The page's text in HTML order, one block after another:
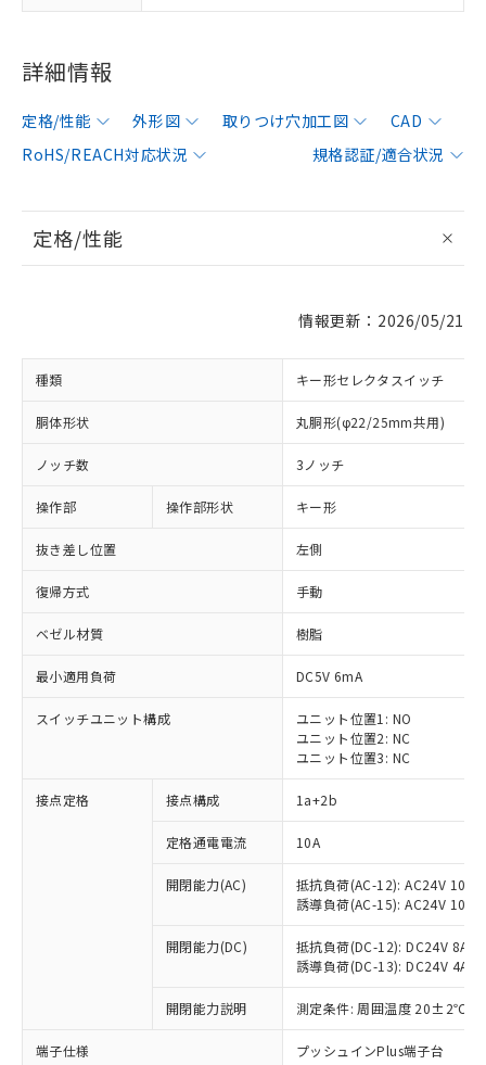
詳細情報
定格/性能 外形図 取りつけ穴加工図
CAD
RoHS/REACH対応状況
規格認証/適合状況
定格/性能
情報更新：2026/05/21
種類 キー形セレクタスイッチ
胴体形状 丸胴形(φ22/25mm共用)
ノッチ数 3ノッチ
操作部 操作部形状 キー形
抜き差し位置 左側
復帰方式 手動
ベゼル材質 樹脂
最小適用負荷 DC5V 6mA
スイッチユニット構成
ユニット位置1: NO
ユニット位置2: NC
ユニット位置3: NC
接点定格 接点構成 1a+2b
定格通電電流 10A
開閉能力(AC)
抵抗負荷(AC-12): AC24V 10A/
誘導負荷(AC-15): AC24V
開閉能力(DC)
抵抗負荷(DC-12): DC24V 8A/
誘導負荷(DC-13): DC24V 4A/
開閉能力説明 測定条件: 周囲温度 20±2℃、
端子仕様 プッシュインPlus端子台
ご利用条件
対応済み：EU RoHS指令（10物質）の
非含有に対応した製品が提供可能な商品で
対応予定：EU RoHS指令（10物質）の非含
有に対応した製品に切り替える予定のある
対応予定なし：EU RoHS指令（10物質）の